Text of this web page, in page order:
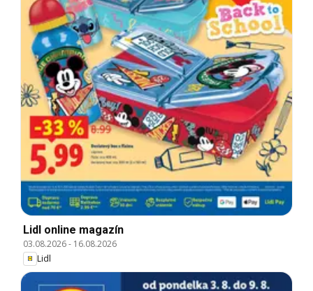
Lidl online magazín
03.08.2026- 16.08.2026
Lidl